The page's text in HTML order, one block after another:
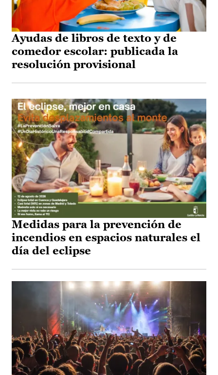
Ayudas de libros de texto y de
comedor escolar: publicada la
resolución provisional
Medidas para la prevención de
incendios en espacios naturales el
día del eclipse